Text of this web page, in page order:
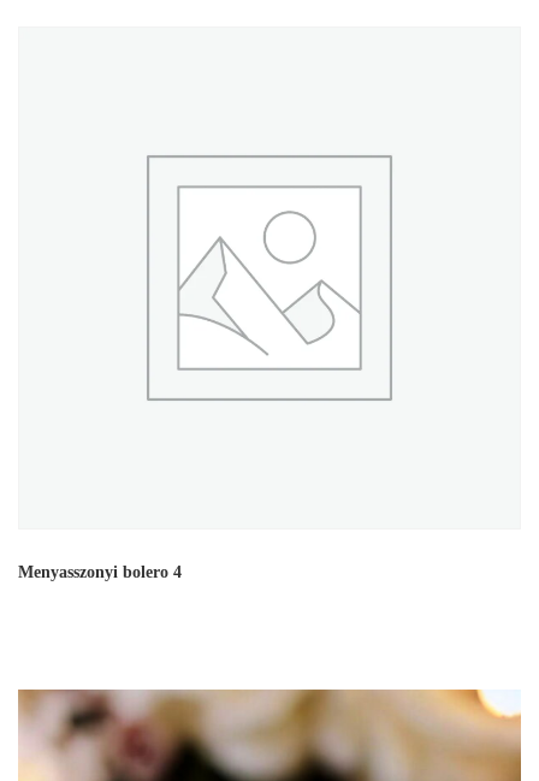
Menyasszonyi bolero 4